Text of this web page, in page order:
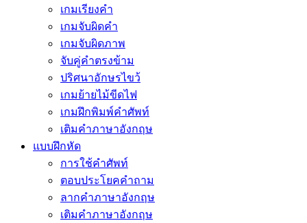
เกมเรียงคำ
เกมจับผิดคำ
เกมจับผิดภาพ
จับคู่คำตรงข้าม
ปริศนาอักษรไขว้
เกมย้ายไม้ขีดไฟ
เกมฝึกพิมพ์คำศัพท์
เติมคำภาษาอังกฤษ
แบบฝึกหัด
การใช้คำศัพท์
ตอบประโยคคำถาม
ลากคำภาษาอังกฤษ
เติมคำภาษาอังกฤษ